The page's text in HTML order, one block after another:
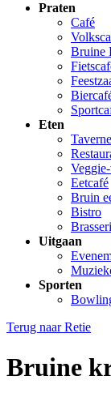
Praten
Café
Bruine
Eten
Taverne
Eetcafé
Bruin
Bistro
Uitgaan
Sporten
Terug naar Retie
Bruine